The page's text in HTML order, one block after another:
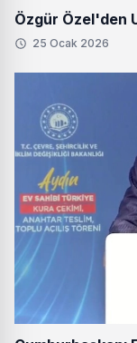
Özgür Özel'den
25 Ocak 2026